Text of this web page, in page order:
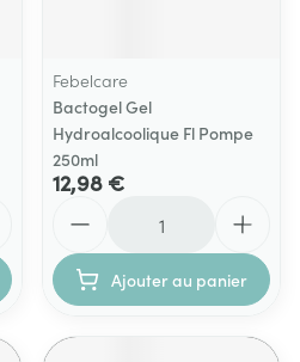
Febelcare
Bactogel Gel
Hydroalcoolique Fl Pompe
250ml
12,98 €
Ajouter au panier